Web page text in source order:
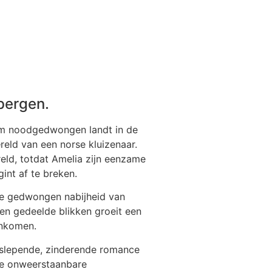
noodgedwongen landt in de
van een norse kluizenaar.
totdat Amelia zijn eenzame
af te breken.
gedwongen nabijheid van
gedeelde blikken groeit een
zinderende romance
onweerstaanbare